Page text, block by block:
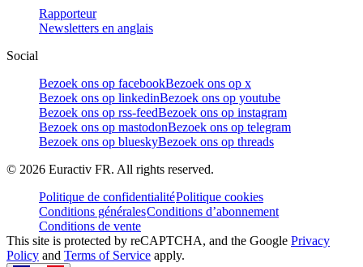
Rapporteur
Newsletters en anglais
Social
Bezoek ons op facebookBezoek ons op x
Bezoek ons op linkedinBezoek ons op youtube
Bezoek ons op rss-feedBezoek ons op instagram
Bezoek ons op mastodonBezoek ons op telegram
Bezoek ons op blueskyBezoek ons op threads
© 2026 Euractiv FR. All rights reserved.
Politique de confidentialitéPolitique cookies
Conditions généralesConditions d’abonnement
Conditions de vente
This site is protected by reCAPTCHA, and the Google Privacy
Policy and Terms of Service apply.